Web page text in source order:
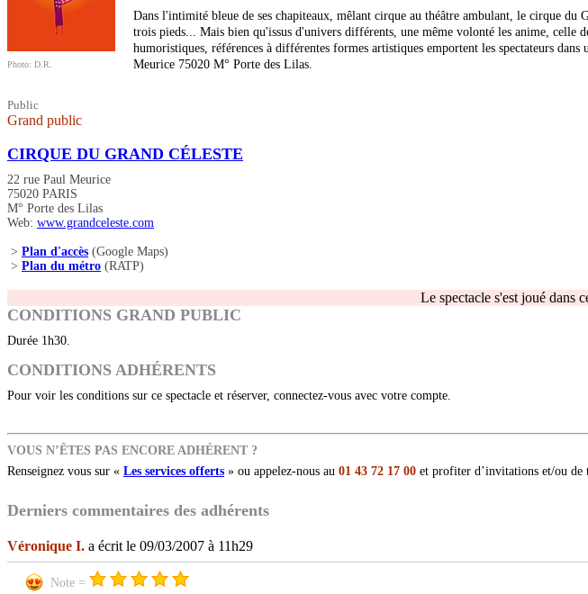
Photo: D.R.
Public
Grand public
Dans l'intimité bleue de ses chapiteaux, mêlant cirque au théâtre ambulant, le cirque du
trois pieds... Mais bien qu'issus d'univers différents, une même volonté les anime, celle
humoristiques, références à différentes formes artistiques emportent les spectateurs
Meurice 75020 M° Porte des Lilas.
CIRQUE DU GRAND CÉLESTE
22 rue Paul Meurice
75020 PARIS
M° Porte des Lilas
Web: www.grandceleste.com
> Plan d'accès (Google Maps)
> Plan du métro (RATP)
Le spectacle s'est joué dans
CONDITIONS GRAND PUBLIC
Durée 1h30.
CONDITIONS ADHÉRENTS
Pour voir les conditions sur ce spectacle et réserver, connectez-vous avec votre compte.
VOUS N’ÊTES PAS ENCORE ADHÉRENT ?
Renseignez vous sur « Les services offerts » ou appelez-nous au 01 43 72 17 00 et profiter d’invitations et/ou de
Derniers commentaires des adhérents
Véronique I. a écrit le 09/03/2007 à 11h29
Note =